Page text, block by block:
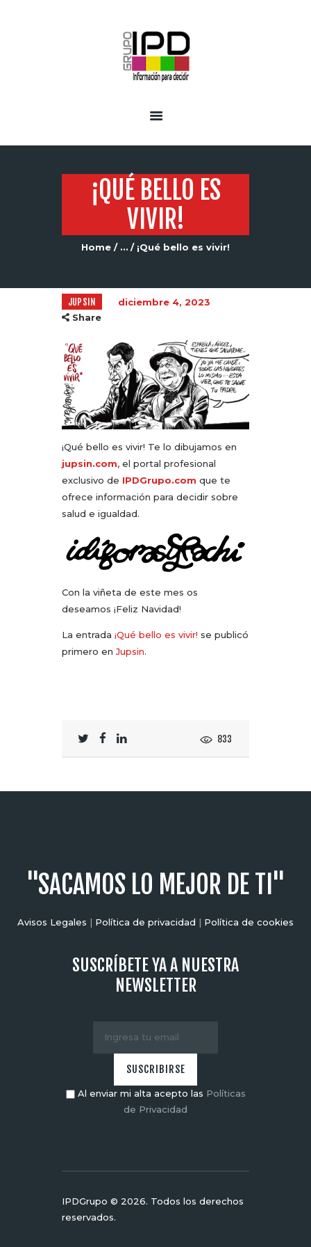
¡QUÉ BELLO ES
VIVIR!
Home ... ¡Qué bello es vivir!
JUPSIN
diciembre 4, 2023
Share
¡Qué bello es vivir! Te lo dibujamos en
jupsin.com, el portal profesional
exclusivo de IPDGrupo.com que te
ofrece información para decidir sobre
salud e igualdad.
Con la viñeta de este mes os
deseamos ¡Feliz Navidad!
La entrada ¡Qué bello es vivir! se publicó
primero enJupsin.
833
"SACAMOS LO MEJOR DE TI"
Avisos Legales | Política de privacidad | Política de cookies
SUSCRÍBETE YA A NUESTRA
NEWSLETTER
Al enviar mi alta acepto las Políticas
de Privacidad
IPDGrupo © 2026. Todos los derechos
reservados.